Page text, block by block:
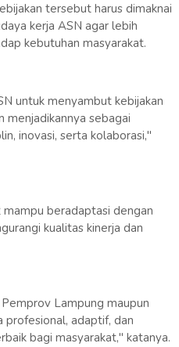
tersebut harus dimaknai
kerja ASN agar lebih
kebutuhan masyarakat.
untuk menyambut kebijakan
menjadikannya sebagai
inovasi, serta kolaborasi,"
beradaptasi dengan
kualitas kinerja dan
Lampung maupun
profesional, adaptif, dan
bagi masyarakat," katanya.